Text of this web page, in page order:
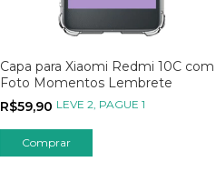
Capa para Xiaomi Redmi 10C com
Foto Momentos Lembrete
R$59,90 LEVE 2, PAGUE 1
Comprar